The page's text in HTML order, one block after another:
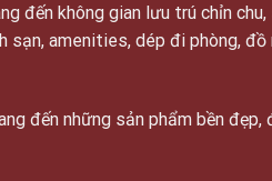
đến không gian lưu trú chỉn
sạn, amenities, dép đi phòng,
đến những sản phẩm bền